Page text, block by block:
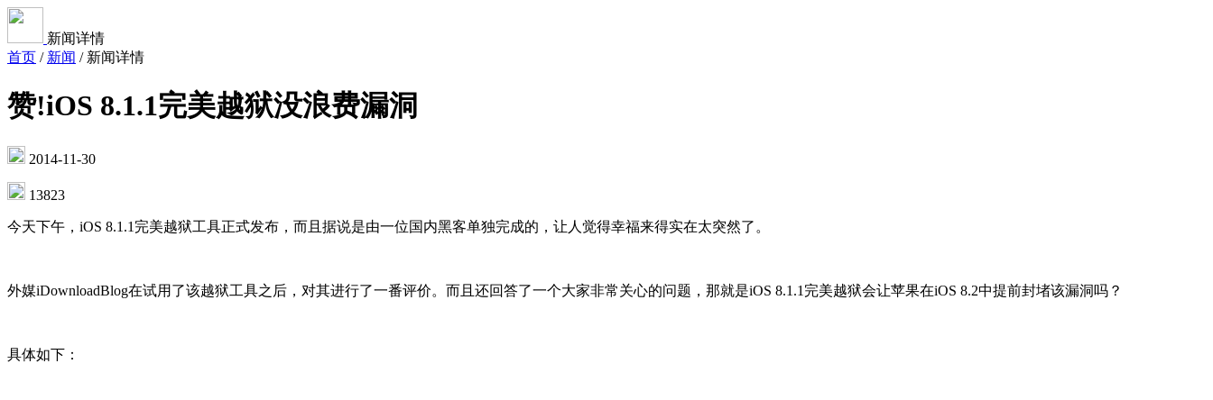
新闻详情
首页 / 新闻 / 新闻详情
赞!iOS 8.1.1完美越狱没浪费漏洞
2014-11-30
13823
今天下午，iOS 8.1.1完美越狱工具正式发布，而且据说是由一位国内黑客单独完成的，让人觉得幸福来得实在太突然了。
外媒iDownloadBlog在试用了该越狱工具之后，对其进行了一番评价。而且还回答了一个大家非常关心的问题，那就是iOS 8.1.1完美越狱会让苹果在iOS 8.2中提前封堵该漏洞吗？
具体如下：